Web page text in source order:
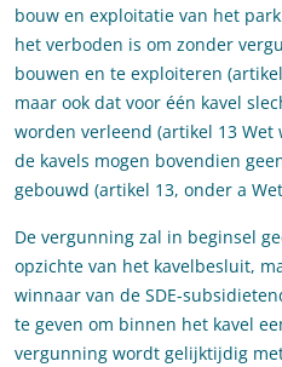
bouw en exploitatie van het
het verboden is om zonder
bouwen en te exploiteren
maar ook dat voor één kavel
worden verleend (artikel 13 Wet
de kavels mogen bovendien
gebouwd (artikel 13, onder a
De vergunning zal in beginsel
opzichte van het kavelbesluit,
winnaar van de SDE-
te geven om binnen het kavel
vergunning wordt gelijktijdig